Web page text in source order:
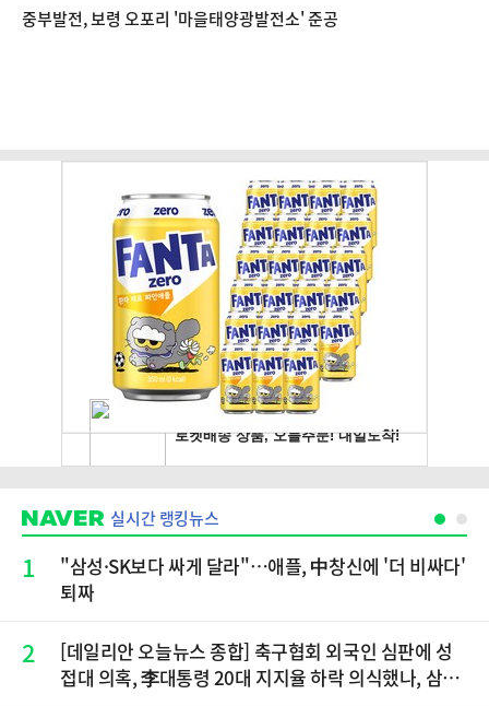
중부발전, 보령 오포리 '마을태양광발전소' 준공
실시간 랭킹뉴스
1
"삼성·SK보다 싸게 달라"…애플, 中창신에 '더 비싸다'
퇴짜
2
[데일리안 오늘뉴스 종합] 축구협회 외국인 심판에 성
접대 의혹, 李대통령 20대 지지율 하락 의식했나, 삼전